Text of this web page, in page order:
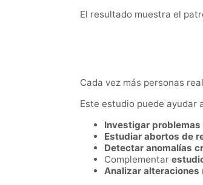
El resultado muestra el
Cada vez más personas
Este estudio puede ayudar
Investigar
Estudiar abortos de
Detectar anomalías
Complementar
Analizar alteraciones